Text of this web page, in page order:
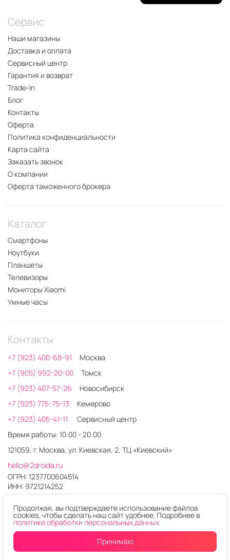
Уведомитьо поступлении
Сервис
Наши магазины
Доставка и оплата
Сервисный центр
Гарантия и возврат
Trade-In
Блог
Контакты
Оферта
Политика конфиденциальности
Карта сайта
Заказать звонок
О компании
Оферта таможенного брокера
Каталог
Смартфоны
Ноутбуки
Планшеты
Телевизоры
Мониторы Xiaomi
Умные часы
Контакты
+7 (923) 400-68-91
Москва
+7 (905) 992-20-00
Томск
+7 (923) 407-57-26
Новосибирск
+7 (923) 775-75-13
Кемерово
+7 (923) 405-41-11
Сервисный центр
Время работы: 10:00 - 20:00
121059, г. Москва, ул. Киевская, 2, ТЦ «Киевский»
hello@2droida.ru
ОГРН: 1237700604514
ИНН: 9721214252
© 2026. Любое использование контента без письменного
Интернет-магазин электроники 2DROIDA
Продолжая, вы подтверждаете использование файлов
cookies, чтобы сделать наш сайт удобнее. Подробнее в
политике обработки персональных данных
Принимаю